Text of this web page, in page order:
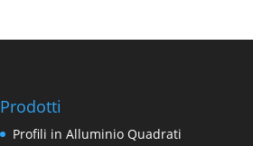
Prodotti
Profili in Alluminio Quadrati